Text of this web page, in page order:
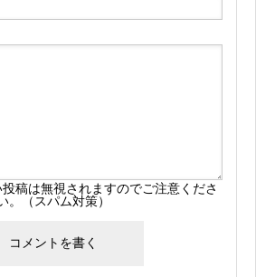
稿は無視されますのでご注意くださ
。（スパム対策）